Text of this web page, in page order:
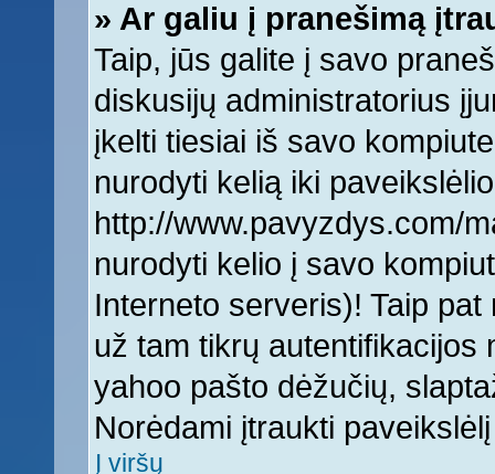
» Ar galiu į pranešimą
Taip, jūs galite į savo
diskusijų administratorius
įkelti tiesiai iš savo
nurodyti kelią iki
http://www.pavyzdys.com/
nurodyti kelio į savo
Interneto serveris)! Taip
už tam tikrų autentifikacijos
yahoo pašto dėžučių,
Norėdami įtraukti
Į viršų